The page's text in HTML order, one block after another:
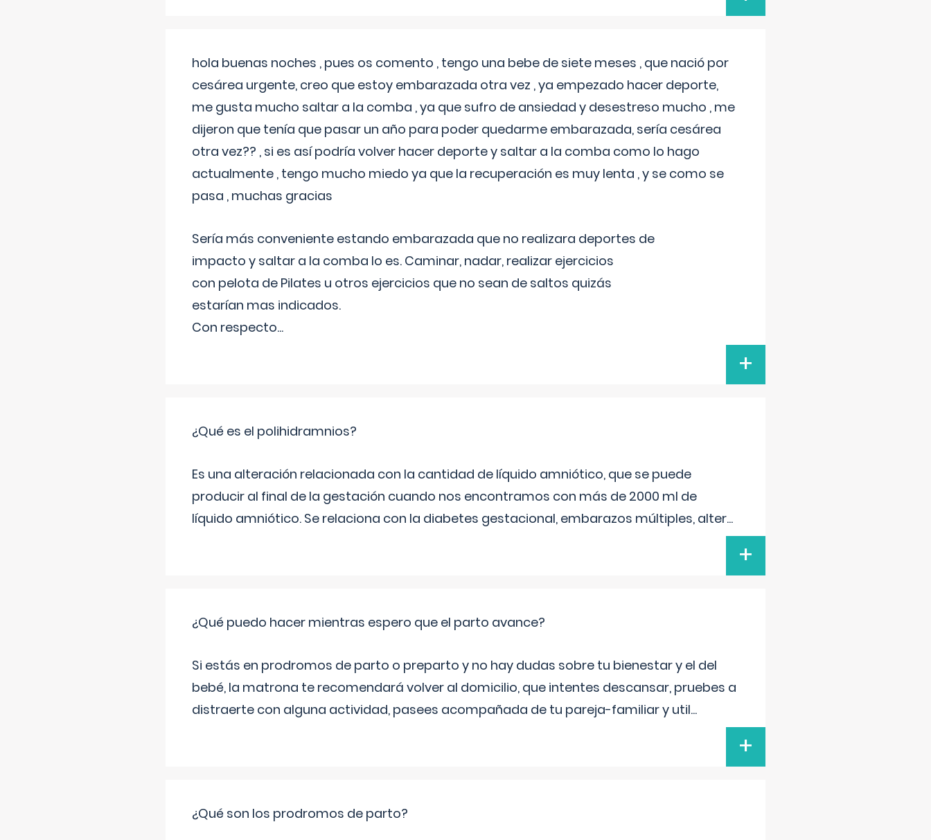
hola buenas noches , pues os comento , tengo una bebe de siete meses , que nació por
cesárea urgente, creo que estoy embarazada otra vez , ya empezado hacer deporte,
me gusta mucho saltar a la comba , ya que sufro de ansiedad y desestreso mucho , me
dijeron que tenía que pasar un año para poder quedarme embarazada, sería cesárea
otra vez?? , si es así podría volver hacer deporte y saltar a la comba como lo hago
actualmente , tengo mucho miedo ya que la recuperación es muy lenta , y se como se
pasa , muchas gracias
Sería más conveniente estando embarazada que no realizara deportes de
impacto y saltar a la comba lo es. Caminar, nadar, realizar ejercicios
con pelota de Pilates u otros ejercicios que no sean de saltos quizás
estarían mas indicados.
Con respecto...
+
¿Qué es el polihidramnios?
Es una alteración relacionada con la cantidad de líquido amniótico, que se puede
producir al final de la gestación cuando nos encontramos con más de 2000 ml de
líquido amniótico. Se relaciona con la diabetes gestacional, embarazos múltiples, alter...
+
¿Qué puedo hacer mientras espero que el parto avance?
Si estás en prodromos de parto o preparto y no hay dudas sobre tu bienestar y el del
bebé, la matrona te recomendará volver al domicilio, que intentes descansar, pruebes a
distraerte con alguna actividad, pasees acompañada de tu pareja-familiar y util...
+
¿Qué son los prodromos de parto?